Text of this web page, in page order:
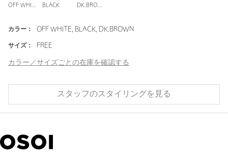
BLACK
カラー： OFF WHITE, BLACK, DK.BROWN
サイズ： FREE
カラー／サイズごとの在庫を確認する
スタッフのスタイリングを見る